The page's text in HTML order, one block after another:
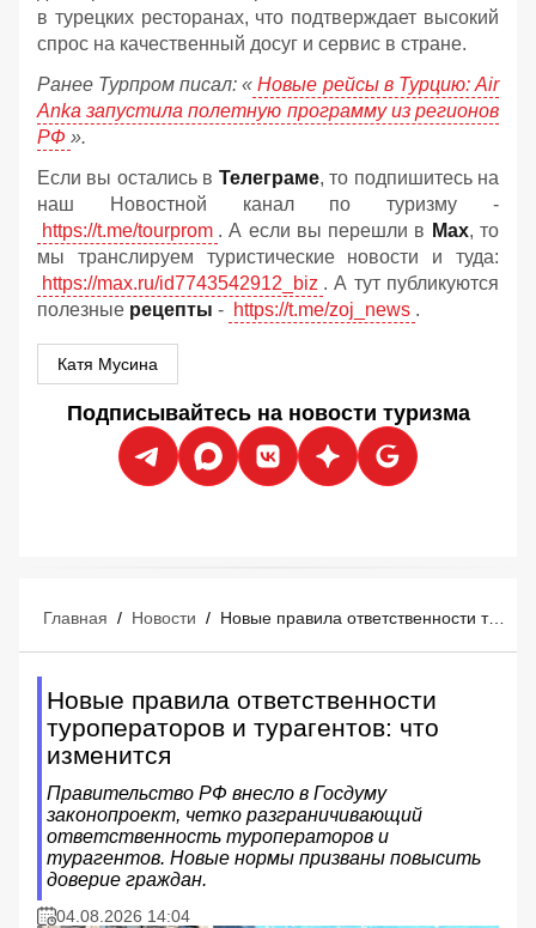
в турецких ресторанах, что подтверждает высокий
спрос на качественный досуг и сервис в стране.
Ранее Турпром писал: « Новые рейсы в Турцию: Air
Anka запустила полетную программу из регионов
РФ ».
Если вы остались в Телеграме, то подпишитесь на
наш Новостной канал по туризму -
https://t.me/tourprom . А если вы перешли в Мах, то
мы транслируем туристические новости и туда:
https://max.ru/id7743542912_biz . А тут публикуются
полезные рецепты - https://t.me/zoj_news .
Катя Мусина
Подписывайтесь на новости туризма
Главная / Новости / Новые правила ответственности туроператоров и турагентов: что изменится
Новые правила ответственности
туроператоров и турагентов: что
изменится
Правительство РФ внесло в Госдуму
законопроект, четко разграничивающий
ответственность туроператоров и
турагентов. Новые нормы призваны повысить
доверие граждан.
04.08.2026 14:04